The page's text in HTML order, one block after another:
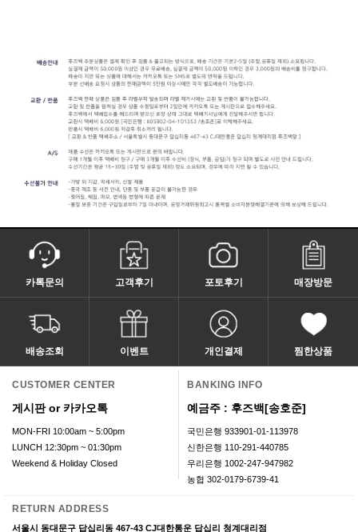
카톡문의 고객후기 포토후기 매장방문
배송조회 이벤트 개인결제 찜한상품
CUSTOMER CENTER
게시판 or 카카오톡
MON-FRI 10:00am ~ 5:00pm
LUNCH 12:30pm ~ 01:30pm
Weekend & Holiday Closed
BANKING INFO
예금주 : 후즈백[송호준]
국민은행 933901-01-113978
신한은행 110-291-440785
우리은행 1002-247-947982
농협 302-0179-6739-41
RETURN ADDRESS
서울시 동대문구 답십리동 467-43 CJ대한통운 답십리 청계대리점